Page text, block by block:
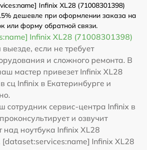
Infinix XL28 (71008301398)
дешевле при оформлении заказа на
или форму обратной связи.
Infinix XL28 (71008301398)
если не требует
и сложного ремонта. В
мастер привезет Infinix XL28
сц Infinix в Екатеринбурге и
сотрудник сервис-центра Infinix в
и озвучит
над ноутбука Infinix XL28
Infinix XL28